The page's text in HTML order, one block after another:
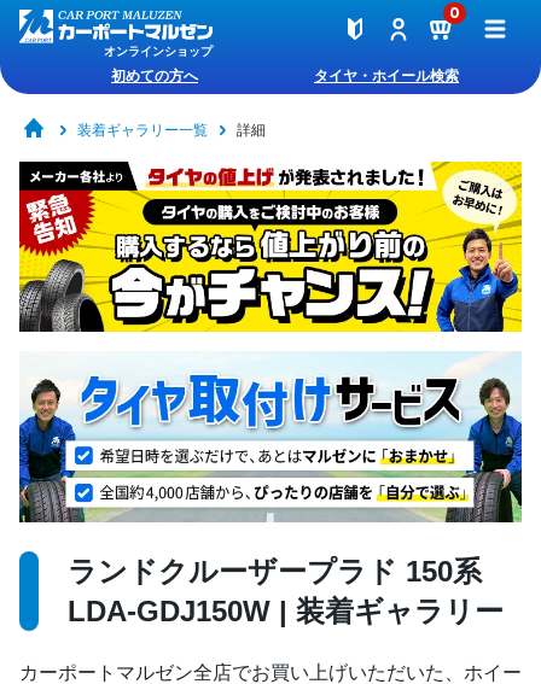
オンラインショップ
0
初めての方へ タイヤ・ホイール検索
装着ギャラリー一覧 詳細
ランドクルーザープラド 150系
LDA-GDJ150W | 装着ギャラリー
カーポートマルゼン全店でお買い上げいただいた、ホイー